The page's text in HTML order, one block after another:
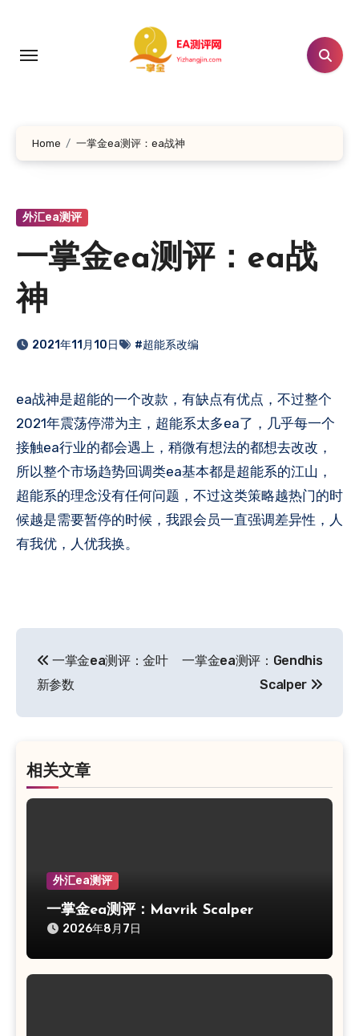
Home 一掌金ea测评：ea战神
外汇ea测评
一掌金ea测评：ea战
神
2021年11月10日 #超能系改编
ea战神是超能的一个改款，有缺点有优点，不过整个
2021年震荡停滞为主，超能系太多ea了，几乎每一个
接触ea行业的都会遇上，稍微有想法的都想去改改，
所以整个市场趋势回调类ea基本都是超能系的江山，
超能系的理念没有任何问题，不过这类策略越热门的时
候越是需要暂停的时候，我跟会员一直强调差异性，人
有我优，人优我换。
章
导
一掌金ea测评：金叶
新参数
一掌金ea测评：Gendhis
Scalper
相关文章
外汇ea测评
一掌金ea测评：Mavrik Scalper
2026年8月7日